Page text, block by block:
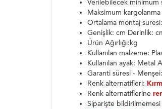
Verilebilecek minimum
Maksimum
Ortalama montaj
Genişlik: cm Derinlik:
Ürün Ağırlığı:kg
Kullanılan malzeme:
Kullanılan ayak: Metal
Garanti süresi -
Renk alternatifleri:
Renk alternatiflerine
Siparişte